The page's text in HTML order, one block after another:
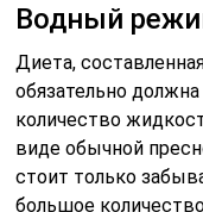
же вреден, как и
балансом —
должно быть чуть
выделяемой мочи.
сопутствующие
примеру, пить